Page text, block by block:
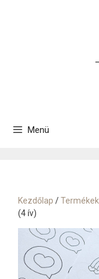
Menü
Kezdőlap /Termékek
(4 ív)